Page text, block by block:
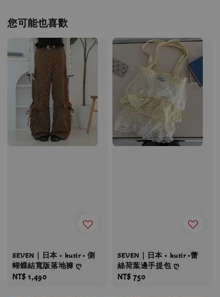
您可能也喜歡
SEVEN｜日本 • kutir • 側
蝴蝶結寬版落地褲 ღ
Regular
NT$ 1,490
SEVEN｜日本 • kutir •蕾
絲荷葉邊手提包 ღ
Regular
NT$ 750